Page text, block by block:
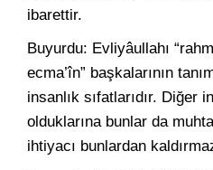
ibarettir.
Buyurdu: Evliyâullahı
ecma’în” başkalarının
insanlık sıfatlarıdır. Diğer
olduklarına bunlar da
ihtiyacı bunlardan